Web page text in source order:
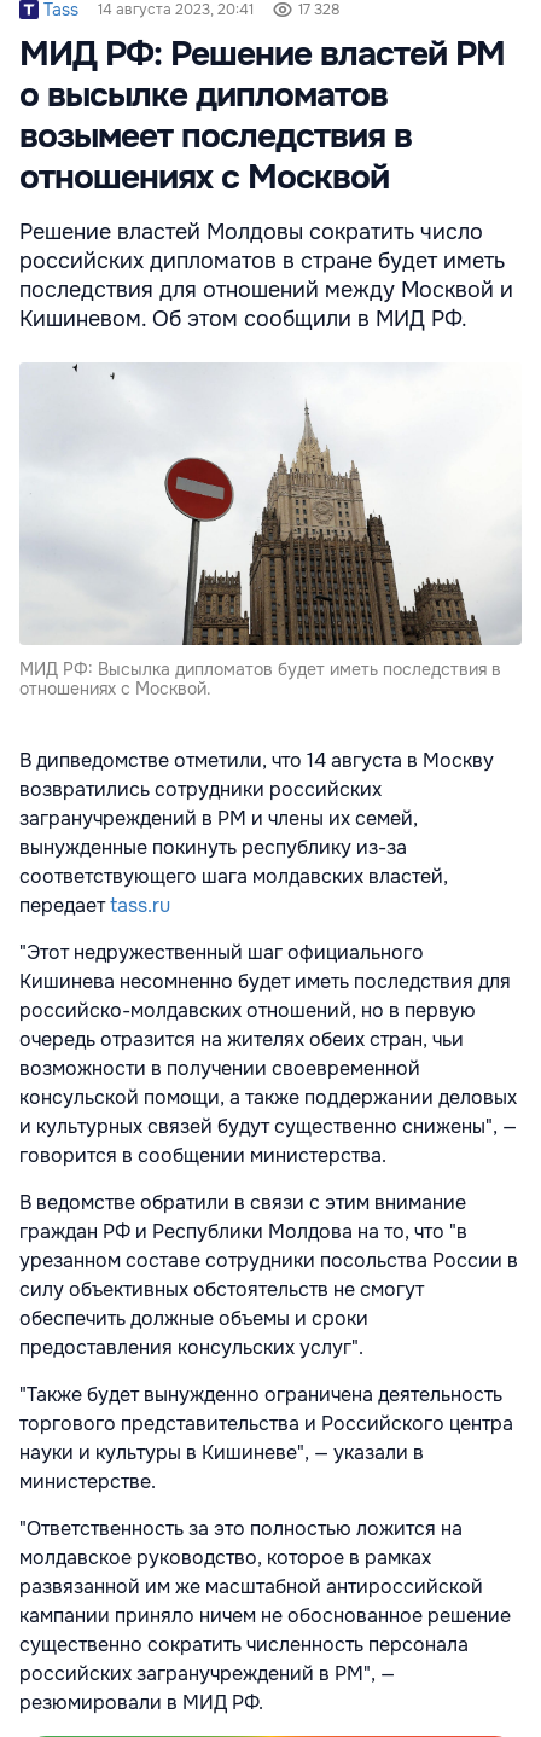
Tass 14 августа 2023, 20:41 17 328
МИД РФ: Решение властей РМ
о высылке дипломатов
возымеет последствия в
отношениях с Москвой
Решение властей Молдовы сократить число
российских дипломатов в стране будет иметь
последствия для отношений между Москвой и
Кишиневом. Об этом сообщили в МИД РФ.
МИД РФ: Высылка дипломатов будет иметь последствия в
отношениях с Москвой.
В дипведомстве отметили, что 14 августа в Москву
возвратились сотрудники российских
загранучреждений в РМ и члены их семей,
вынужденные покинуть республику из-за
соответствующего шага молдавских властей,
передаетtass.ru
"Этот недружественный шаг официального
Кишинева несомненно будет иметь последствия для
российско-молдавских отношений, но в первую
очередь отразится на жителях обеих стран, чьи
возможности в получении своевременной
консульской помощи, а также поддержании деловых
и культурных связей будут существенно снижены", —
говорится в сообщении министерства.
В ведомстве обратили в связи с этим внимание
граждан РФ и Республики Молдова на то, что "в
урезанном составе сотрудники посольства России в
силу объективных обстоятельств не смогут
обеспечить должные объемы и сроки
предоставления консульских услуг".
"Также будет вынужденно ограничена деятельность
торгового представительства и Российского центра
науки и культуры в Кишиневе", — указали в
министерстве.
"Ответственность за это полностью ложится на
молдавское руководство, которое в рамках
развязанной им же масштабной антироссийской
кампании приняло ничем не обоснованное решение
существенно сократить численность персонала
российских загранучреждений в РМ", —
резюмировали в МИД РФ.